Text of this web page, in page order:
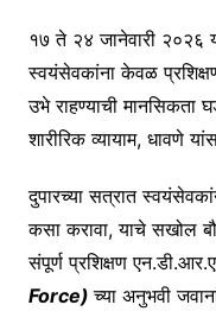
१७ ते २४ जानेवारी २०२६
स्वयंसेवकांना केवळ
उभे राहण्याची मानसिकता
शारीरिक व्यायाम, धावणे
दुपारच्या सत्रात
कसा करावा, याचे सखोल
संपूर्ण प्रशिक्षण
Force) च्या अनुभवी